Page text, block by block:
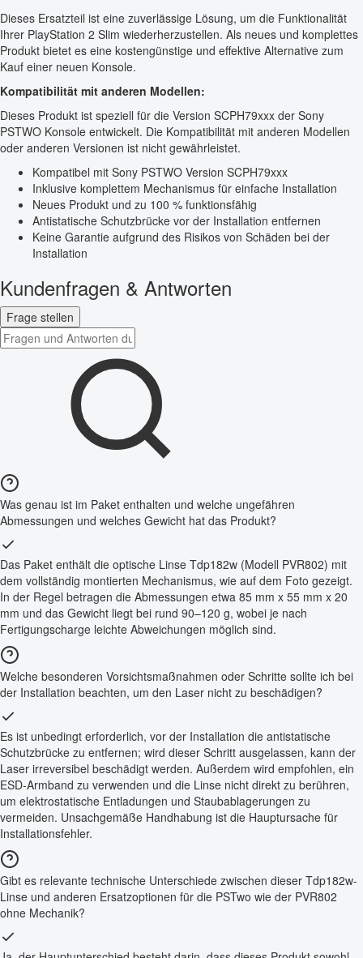
Dieses Ersatzteil ist eine zuverlässige Lösung, um die Funktionalität
Ihrer PlayStation 2 Slim wiederherzustellen. Als neues und komplettes
Produkt bietet es eine kostengünstige und effektive Alternative zum
Kauf einer neuen Konsole.
Kompatibilität mit anderen Modellen:
Dieses Produkt ist speziell für die Version SCPH79xxx der Sony
PSTWO Konsole entwickelt. Die Kompatibilität mit anderen Modellen
oder anderen Versionen ist nicht gewährleistet.
Kompatibel mit Sony PSTWO Version SCPH79xxx
Inklusive komplettem Mechanismus für einfache Installation
Neues Produkt und zu 100 % funktionsfähig
Antistatische Schutzbrücke vor der Installation entfernen
Keine Garantie aufgrund des Risikos von Schäden bei der
Installation
Kundenfragen & Antworten
Frage stellen
Was genau ist im Paket enthalten und welche ungefähren
Abmessungen und welches Gewicht hat das Produkt?
Das Paket enthält die optische Linse Tdp182w (Modell PVR802) mit
dem vollständig montierten Mechanismus, wie auf dem Foto gezeigt.
In der Regel betragen die Abmessungen etwa 85 mm x 55 mm x 20
mm und das Gewicht liegt bei rund 90–120 g, wobei je nach
Fertigungscharge leichte Abweichungen möglich sind.
Welche besonderen Vorsichtsmaßnahmen oder Schritte sollte ich bei
der Installation beachten, um den Laser nicht zu beschädigen?
Es ist unbedingt erforderlich, vor der Installation die antistatische
Schutzbrücke zu entfernen; wird dieser Schritt ausgelassen, kann der
Laser irreversibel beschädigt werden. Außerdem wird empfohlen, ein
ESD-Armband zu verwenden und die Linse nicht direkt zu berühren,
um elektrostatische Entladungen und Staubablagerungen zu
vermeiden. Unsachgemäße Handhabung ist die Hauptursache für
Installationsfehler.
Gibt es relevante technische Unterschiede zwischen dieser Tdp182w-
Linse und anderen Ersatzoptionen für die PSTwo wie der PVR802
ohne Mechanik?